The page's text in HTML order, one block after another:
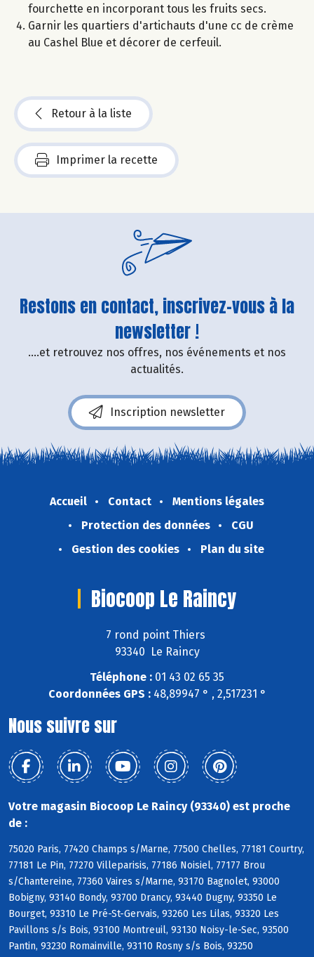
fourchette en incorporant tous les fruits secs.
Garnir les quartiers d'artichauts d'une cc de crème
au Cashel Blue et décorer de cerfeuil.
Retour à la liste
Imprimer la recette
Restons en contact, inscrivez-vous à la
newsletter !
....et retrouvez nos offres, nos événements et nos
actualités.
Inscription newsletter
Accueil Contact
Mentions légales
Protection des données
CGU
Gestion des cookies
Plan du site
Biocoop Le Raincy
7 rond point Thiers
93340 Le Raincy
Téléphone : 01 43 02 65 35
Coordonnées GPS :48,89947 ° , 2,517231 °
Nous suivre sur
Votre magasin Biocoop Le Raincy (93340) est proche
de :
75020 Paris, 77420 Champs s/Marne, 77500 Chelles, 77181 Courtry,
77181 Le Pin, 77270 Villeparisis, 77186 Noisiel, 77177 Brou
s/Chantereine, 77360 Vaires s/Marne, 93170 Bagnolet, 93000
Bobigny, 93140 Bondy, 93700 Drancy, 93440 Dugny, 93350 Le
Bourget, 93310 Le Pré-St-Gervais, 93260 Les Lilas, 93320 Les
Pavillons s/s Bois, 93100 Montreuil, 93130 Noisy-le-Sec, 93500
Pantin, 93230 Romainville, 93110 Rosny s/s Bois, 93250